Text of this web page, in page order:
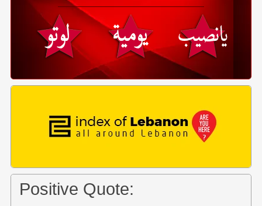
Positive Quote: